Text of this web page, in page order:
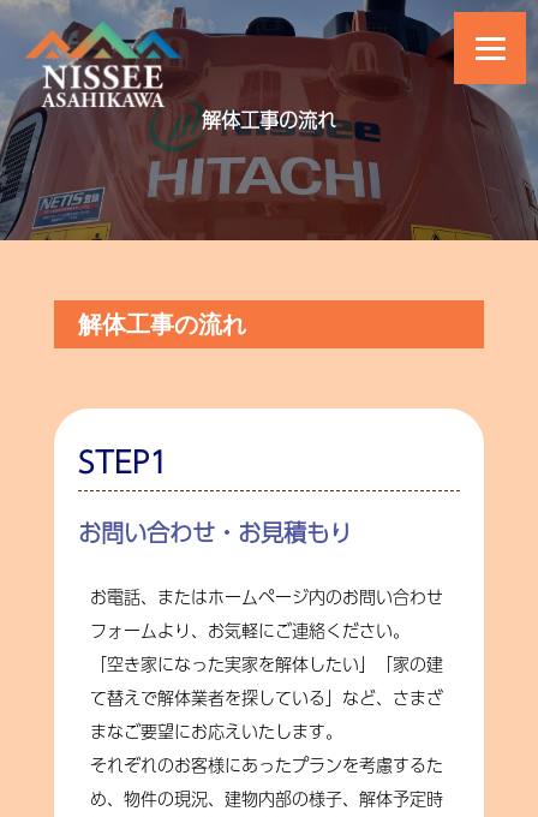
解体工事の流れ
解体工事の流れ
STEP1
お問い合わせ・お見積もり
お電話、またはホームページ内のお問い合わせ
フォームより、お気軽にご連絡ください。
「空き家になった実家を解体したい」「家の建
て替えで解体業者を探している」など、さまざ
まなご要望にお応えいたします。
それぞれのお客様にあったプランを考慮するた
め、物件の現況、建物内部の様子、解体予定時